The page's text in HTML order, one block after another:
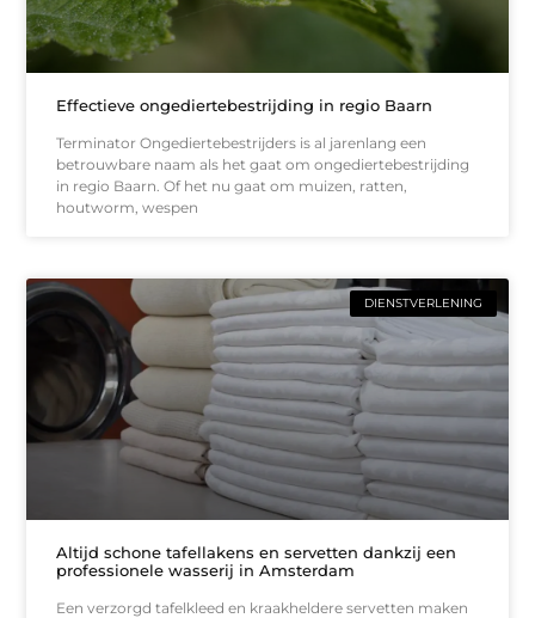
Effectieve ongediertebestrijding in regio Baarn
Terminator Ongediertebestrijders is al jarenlang een
betrouwbare naam als het gaat om ongediertebestrijding
in regio Baarn. Of het nu gaat om muizen, ratten,
houtworm, wespen
DIENSTVERLENING
Altijd schone tafellakens en servetten dankzij een
professionele wasserij in Amsterdam
Een verzorgd tafelkleed en kraakheldere servetten maken